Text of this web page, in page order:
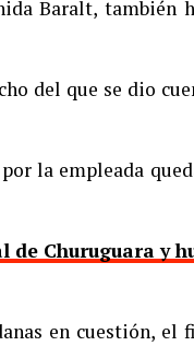
Baralt, también
del que se dio
la empleada
Churuguara y
en cuestión, el